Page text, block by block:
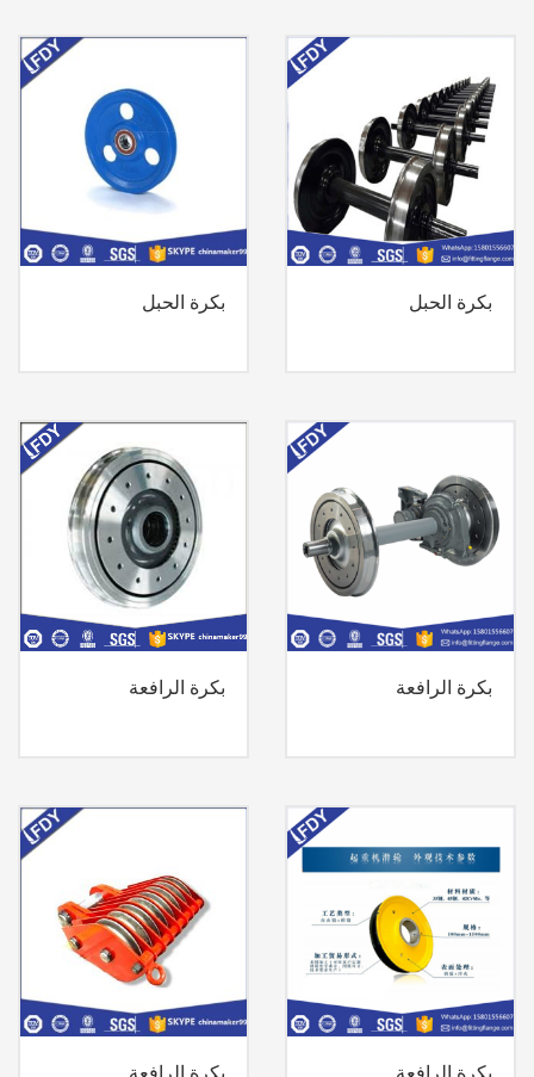
بكرة الحبل بكرة الحبل
بكرة الرافعة بكرة الرافعة